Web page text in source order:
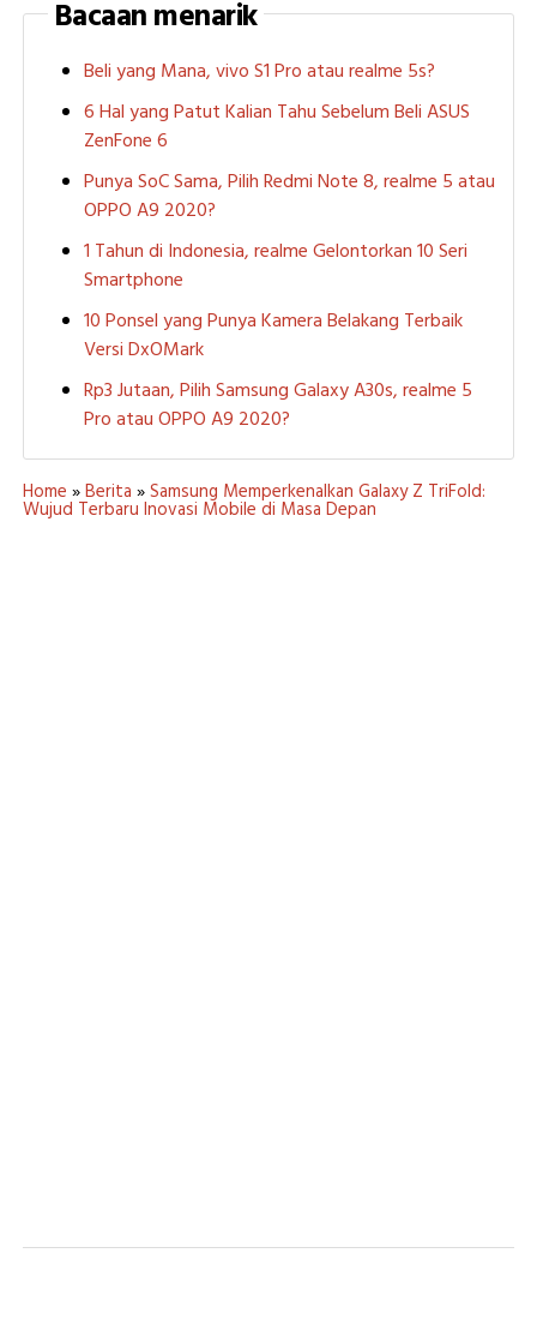
Bacaan menarik
Beli yang Mana, vivo S1 Pro atau realme 5s?
6 Hal yang Patut Kalian Tahu Sebelum Beli ASUS
ZenFone 6
Punya SoC Sama, Pilih Redmi Note 8, realme 5 atau
OPPO A9 2020?
1 Tahun di Indonesia, realme Gelontorkan 10 Seri
Smartphone
10 Ponsel yang Punya Kamera Belakang Terbaik
Versi DxOMark
Rp3 Jutaan, Pilih Samsung Galaxy A30s, realme 5
Pro atau OPPO A9 2020?
Home »Berita »Samsung Memperkenalkan Galaxy Z TriFold:
Wujud Terbaru Inovasi Mobile di Masa Depan